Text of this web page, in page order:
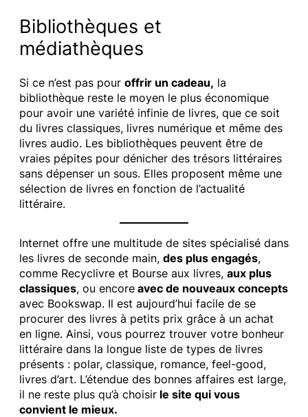
Bibliothèques et
médiathèques
Si ce n’est pas pour offrir un cadeau, la
bibliothèque reste le moyen le plus économique
pour avoir une variété infinie de livres, que ce soit
du livres classiques, livres numérique et même des
livres audio. Les bibliothèques peuvent être de
vraies pépites pour dénicher des trésors littéraires
sans dépenser un sous. Elles proposent même une
sélection de livres en fonction de l’actualité
littéraire.
Internet offre une multitude de sites spécialisé dans
les livres de seconde main, des plus engagés,
comme Recyclivre et Bourse aux livres, aux plus
classiques, ou encore avec de nouveaux concepts
avec Bookswap. Il est aujourd’hui facile de se
procurer des livres à petits prix grâce à un achat
en ligne. Ainsi, vous pourrez trouver votre bonheur
littéraire dans la longue liste de types de livres
présents : polar, classique, romance, feel-good,
livres d’art. L’étendue des bonnes affaires est large,
il ne reste plus qu’à choisir le site qui vous
convient le mieux.